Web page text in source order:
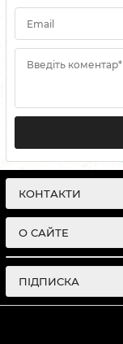
Email
Введіть коментар*
КОНТАКТИ
О САЙТЕ
ПІДПИСКА